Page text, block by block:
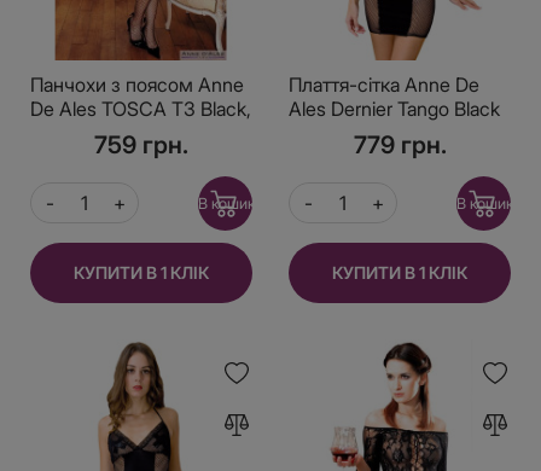
Панчохи з поясом Anne
De Ales TOSCA T3 Black,
середня сіточка, ззаду
стрілки, мереживний
759 грн.
В кошик
КУПИТИ В 1 КЛІК
Плаття-сітка Anne De
Ales Dernier Tango Black
779 грн.
В кошик
КУПИТИ В 1 КЛІК